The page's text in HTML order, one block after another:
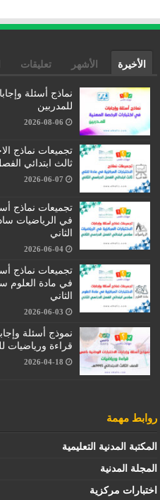
الأخيرة الأشهر تعليقات
نماذج أسئلة
للمدربين
2026-08-06
تجميعات نماذج
ثالث ابتدائي
2026-06-07
تجميعات نماذج
في الرياضيات
الثاني
2026-06-04
تجميعات نماذج
في مادة العلوم
الثاني
2026-06-03
نموذج أسئلة
قراءة ورياضيات
2026-04-18
روابط مهمة
المكتبة المدنية التعليمية
المجلة المدنية
اختبارات مركزية